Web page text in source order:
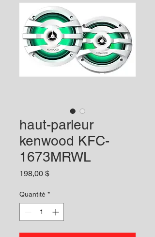
haut-parleur
kenwood KFC-
1673MRWL
198,00 $Prix
Quantité *